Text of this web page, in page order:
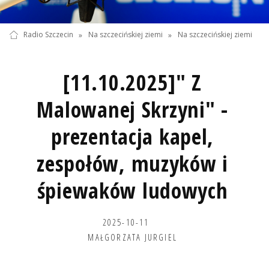
Radio Szczecin » Na szczecińskiej ziemi » Na szczecińskiej ziemi
[11.10.2025]" Z
Malowanej Skrzyni" -
prezentacja kapel,
zespołów, muzyków i
śpiewaków ludowych
2025-10-11
MAŁGORZATA JURGIEL